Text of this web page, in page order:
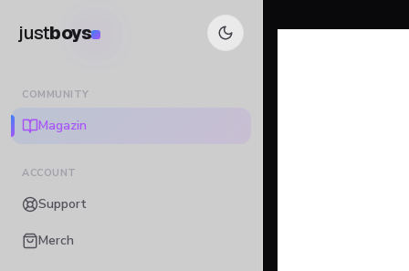
justboys
COMMUNITY
Magazin
ACCOUNT
Support
Merch